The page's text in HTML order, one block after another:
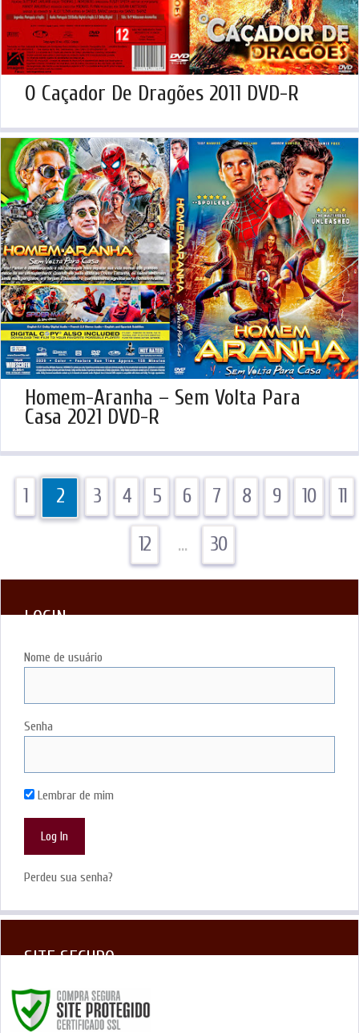
O Caçador De Dragões 2011 DVD-R
Homem-Aranha – Sem Volta Para
Casa 2021 DVD-R
1 2 3 4 5 6 7 8 9 10 11
12 … 30
LOGIN
Nome de usuário
Senha
Lembrar de mim
Perdeu sua senha?
SITE SEGURO